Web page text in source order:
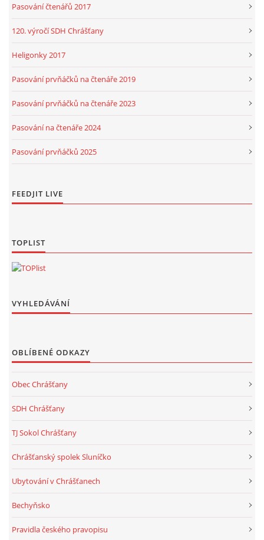
Pasování čtenářů 2017
120. výročí SDH Chrášťany
Heligonky 2017
Pasování prvňáčků na čtenáře 2019
Pasování prvňáčků na čtenáře 2023
Pasování na čtenáře 2024
Pasování prvňáčků 2025
FEEDJIT LIVE
TOPLIST
VYHLEDÁVÁNÍ
OBLÍBENÉ ODKAZY
Obec Chrášťany
SDH Chrášťany
TJ Sokol Chrášťany
Chrášťanský spolek Sluníčko
Ubytování v Chrášťanech
Bechyňsko
Pravidla českého pravopisu